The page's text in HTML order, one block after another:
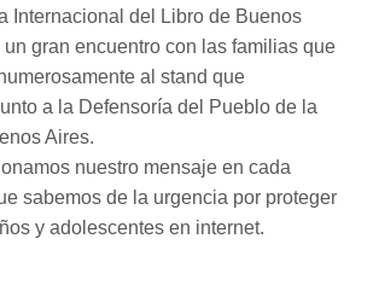
Internacional del Libro de Buenos
gran encuentro con las familias que
al stand que
a la Defensoría del Pueblo de la
Aires.
nuestro mensaje en cada
sabemos de la urgencia por proteger
y adolescentes en internet.